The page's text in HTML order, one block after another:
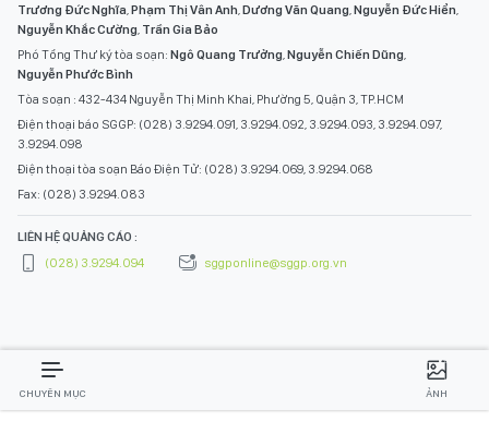
Trương Đức Nghĩa,Phạm Thị Vân Anh,Dương Văn Quang,Nguyễn Đức Hiển,
Nguyễn Khắc Cường, Trần Gia Bảo
Phó Tổng Thư ký tòa soạn: Ngô Quang Trưởng,Nguyễn Chiến Dũng,
Nguyễn Phước Bình
Tòa soạn : 432-434 Nguyễn Thị Minh Khai, Phường 5, Quận 3, TP.HCM
Điện thoại báo SGGP: (028) 3.9294.091, 3.9294.092, 3.9294.093, 3.9294.097,
3.9294.098
Điện thoại tòa soạn Báo Điện Tử: (028) 3.9294.069, 3.9294.068
Fax: (028) 3.9294.083
LIÊN HỆ QUẢNG CÁO :
(028) 3.9294.094
sggponline@sggp.org.vn
CHUYÊN MỤC ẢNH